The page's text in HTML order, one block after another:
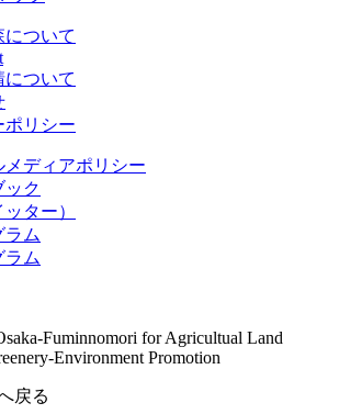
について
ついて
ポリシー
Fuminnomori for Agricultual Land
Environment Promotion